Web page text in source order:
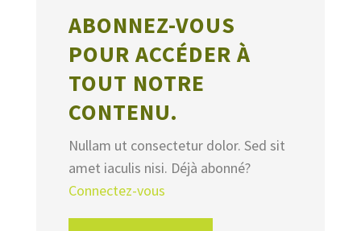
ABONNEZ-VOUS
POUR ACCÉDER À
TOUT NOTRE
CONTENU.
Nullam ut consectetur dolor. Sed sit
amet iaculis nisi. Déjà abonné?
Connectez-vous